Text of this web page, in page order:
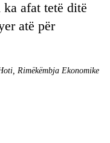
afat tetë ditë
atë për
Rimëkëmbja Ekonomike